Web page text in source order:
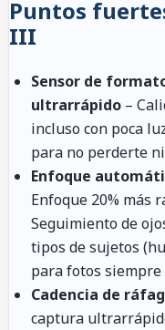
Puntos
III
Sensor de
ultrarrápido –
incluso con poca
para no perderte
Enfoque
Enfoque 20% más
Seguimiento de
tipos de sujetos
para fotos
Cadencia de
captura